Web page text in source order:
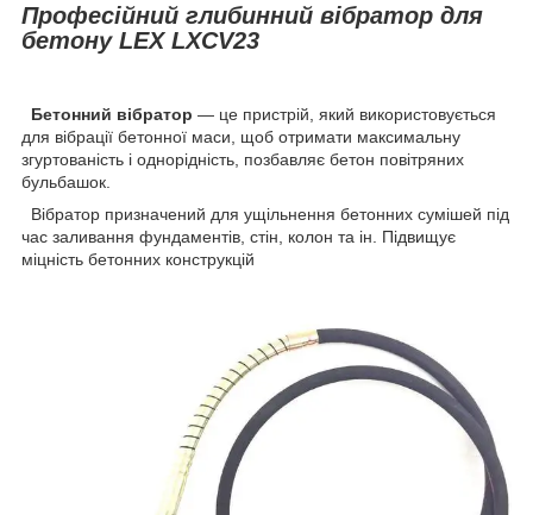
Професійний глибинний вібратор для
бетону LEX LXCV23
Бетонний вібратор — це пристрій, який використовується
для вібрації бетонної маси, щоб отримати максимальну
згуртованість і однорідність, позбавляє бетон повітряних
бульбашок.
Вібратор призначений для ущільнення бетонних сумішей під
час заливання фундаментів, стін, колон та ін. Підвищує
міцність бетонних конструкцій